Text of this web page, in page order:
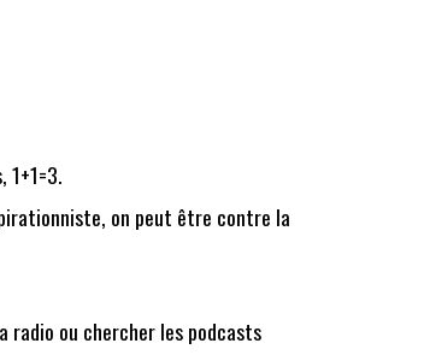
on peut être contre la
radio ou chercher les podcasts